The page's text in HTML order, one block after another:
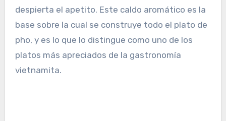
despierta el apetito. Este caldo aromático es la
base sobre la cual se construye todo el plato de
pho, y es lo que lo distingue como uno de los
platos más apreciados de la gastronomía
vietnamita.